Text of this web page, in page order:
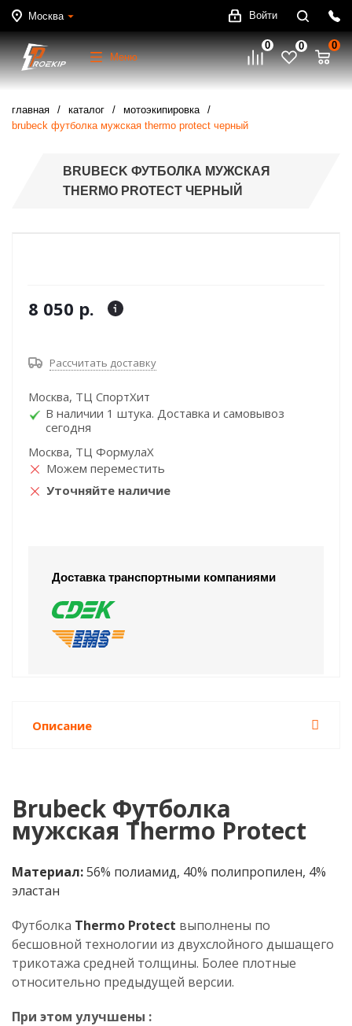
Москва Войти
Меню
0 0 0
главная каталог
мотоэкипировка
brubeck футболка мужская thermo protect черный
BRUBECK ФУТБОЛКА МУЖСКАЯ
THERMO PROTECT ЧЕРНЫЙ
8 050 р.
Рассчитать доставку
Москва, ТЦ СпортХит
В наличии 1 штука. Доставка и самовывоз
сегодня
Москва, ТЦ ФормулаХ
Можем переместить
Уточняйте наличие
Доставка транспортными компаниями
Описание
Brubeck Футболка
мужская Thermo Protect
Материал:56% полиамид, 40% полипропилен, 4%
эластан
Футболка Thermo Protect выполнены по
бесшовной технологии из двухслойного дышащего
трикотажа средней толщины. Более плотные
относительно предыдущей версии.
При этом улучшены :